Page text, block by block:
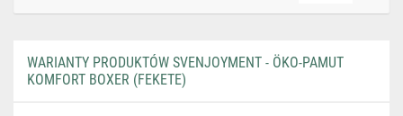
WARIANTY PRODUKTÓW SVENJOYMENT - ÖKO-PAMUT
KOMFORT BOXER (FEKETE)